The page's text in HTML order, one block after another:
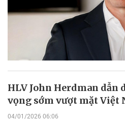
HLV John Herdman dẫn
vọng sớm vượt mặt Việt
04/01/2026 06:06